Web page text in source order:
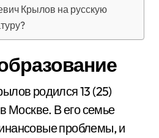
Крылов на русскую
родился 13 (25)
Москве. В его семье
проблемы, и